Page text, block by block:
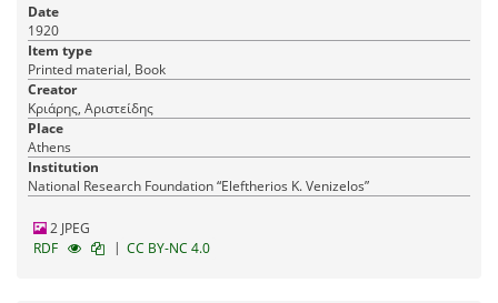
Date
1920
Item type
Printed material, Book
Creator
Κριάρης, Αριστείδης
Place
Athens
Institution
National Research Foundation “Eleftherios K. Venizelos”
2 JPEG
RDF
| CC BY-NC 4.0